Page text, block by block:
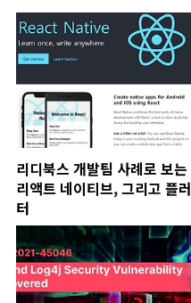
리디북스 개발팀 사례로 보는
리액트 네이티브, 그리고 플러
터